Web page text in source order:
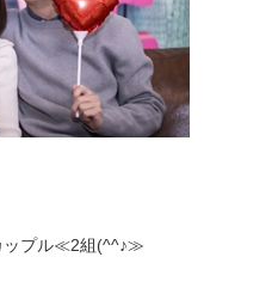
≪2組(^^♪≫